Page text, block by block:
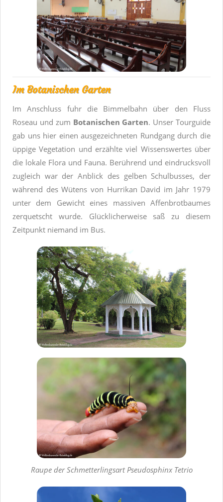
Im Botanischen Garten
Im Anschluss fuhr die Bimmelbahn über den Fluss
Roseau und zum Botanischen Garten. Unser Tourguide
gab uns hier einen ausgezeichneten Rundgang durch die
üppige Vegetation und erzählte viel Wissenswertes über
die lokale Flora und Fauna. Berührend und eindrucksvoll
zugleich war der Anblick des gelben Schulbusses, der
während des Wütens von Hurrikan David im Jahr 1979
unter dem Gewicht eines massiven Affenbrotbaumes
zerquetscht wurde. Glücklicherweise saß zu diesem
Zeitpunkt niemand im Bus.
Raupe der Schmetterlingsart Pseudosphinx Tetrio